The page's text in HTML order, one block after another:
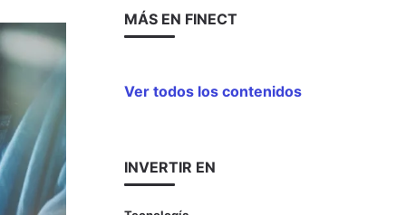
MÁS EN FINECT
Ver todos los contenidos
INVERTIR EN